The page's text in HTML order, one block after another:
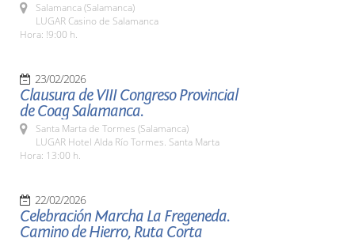
Salamanca (Salamanca)
LUGAR Casino de Salamanca
Hora: !9:00 h.
23/02/2026
Clausura de VIII Congreso Provincial
de Coag Salamanca.
Santa Marta de Tormes (Salamanca)
LUGAR Hotel Alda Río Tormes. Santa Marta
Hora: 13:00 h.
22/02/2026
Celebración Marcha La Fregeneda.
Camino de Hierro, Ruta Corta